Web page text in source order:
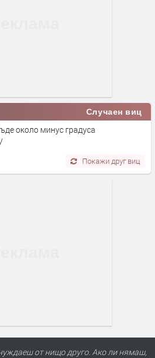
Случаен виц
около минус градуса
Покажи друг виц
от нищо друго. Ако ли нямаш,